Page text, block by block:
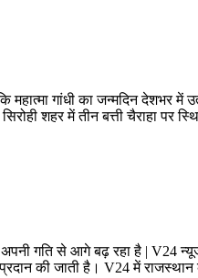
महात्मा गांधी का जन्मदिन देशभर में
में तीन बत्ती चैराहा पर स्थित
गति से आगे बढ़ रहा है | V24
की जाती है। V24 में